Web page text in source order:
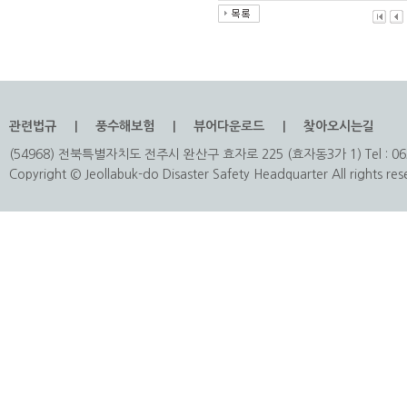
관련법규 풍수해보험 뷰어다운로드 찾아오시는길
(54968) 전북특별자치도 전주시 완산구 효자로 225 (효자동3가 1) Tel :
Copyright © Jeollabuk-do Disaster Safety Headquarter All rights